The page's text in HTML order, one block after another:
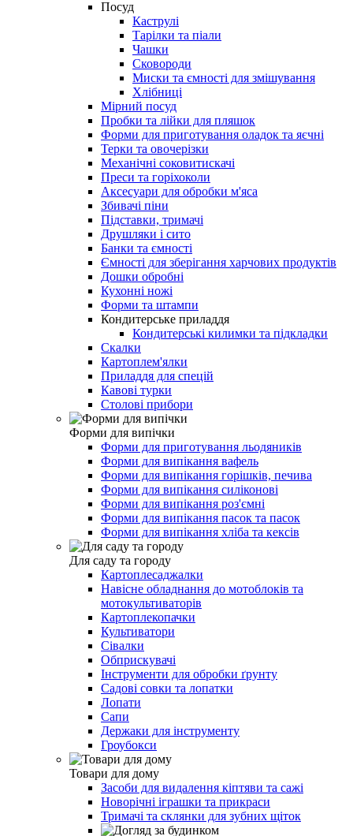
Посуд
Каструлі
Тарілки та піали
Чашки
Сковороди
Миски та ємності для змішування
Хлібниці
Мірний посуд
Пробки та лійки для пляшок
Форми для приготування оладок та яєчні
Терки та овочерізки
Механічні соковитискачі
Преси та горіхоколи
Аксесуари для обробки м'яса
Збивачі піни
Підставки, тримачі
Друшляки і сито
Банки та ємності
Ємності для зберігання харчових продуктів
Дошки обробні
Кухонні ножі
Форми та штампи
Кондитерське приладдя
Кондитерські килимки та підкладки
Скалки
Картоплем'ялки
Приладдя для спецій
Кавові турки
Столові прибори
Форми для випічки
Форми для приготування льодяників
Форми для випікання вафель
Форми для випікання горішків, печива
Форми для випікання силіконові
Форми для випікання роз'ємні
Форми для випікання пасок та пасок
Форми для випікання хліба та кексів
Для саду та городу
Картоплесаджалки
Навісне обладнання до мотоблоків та
мотокультиваторів
Картоплекопачки
Культиватори
Сівалки
Обприскувачі
Інструменти для обробки ґрунту
Садові совки та лопатки
Лопати
Сапи
Держаки для інструменту
Гроубокси
Товари для дому
Засоби для видалення кіптяви та сажі
Новорічні іграшки та прикраси
Тримачі та склянки для зубних щіток